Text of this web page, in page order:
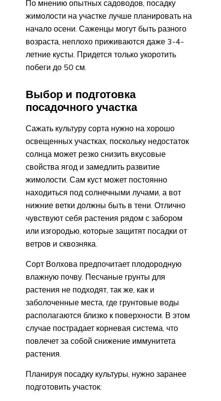
По мнению опытных садоводов, посадку
жимолости на участке лучше планировать на
начало осени. Саженцы могут быть разного
возраста, неплохо приживаются даже 3-4-
летние кусты. Придется только укоротить
побеги до 50 см.
Выбор и подготовка
посадочного участка
Сажать культуру сорта нужно на хорошо
освещенных участках, поскольку недостаток
солнца может резко снизить вкусовые
свойства ягод и замедлить развитие
жимолости. Сам куст может постоянно
находиться под солнечными лучами, а вот
нижние ветки должны быть в тени. Отлично
чувствуют себя растения рядом с забором
или изгородью, которые защитят посадки от
ветров и сквозняка.
Сорт Волхова предпочитает плодородную
влажную почву. Песчаные грунты для
растения не подходят, так же, как и
заболоченные места, где грунтовые воды
располагаются близко к поверхности. В этом
случае пострадает корневая система, что
повлечет за собой снижение иммунитета
растения.
Планируя посадку культуры, нужно заранее
подготовить участок: